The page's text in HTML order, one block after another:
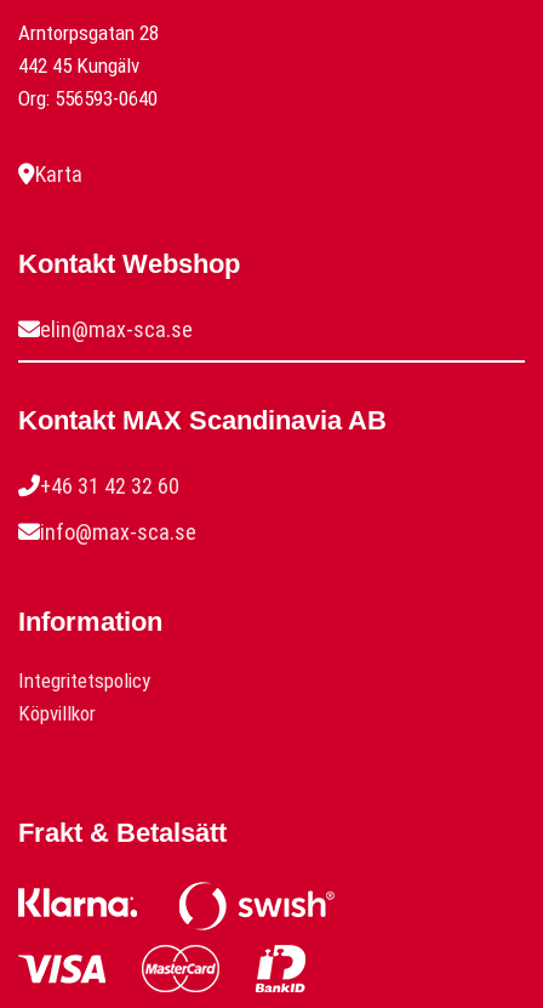
Arntorpsgatan 28
442 45 Kungälv
Org: 556593-0640
Karta
Kontakt Webshop
elin@max-sca.se
Kontakt MAX Scandinavia AB
+46 31 42 32 60
info@max-sca.se
Information
Integritetspolicy
Köpvillkor
Frakt & Betalsätt